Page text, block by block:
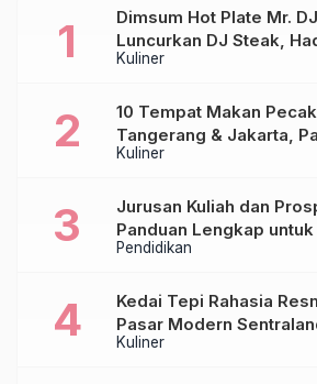
Kuliner
Dimsum Hot Plate Mr.
Luncurkan DJ Steak,
Steak Orisinal di Atas
Kuliner
10 Tempat Makan
Tangerang & Jakarta,
Pendidikan
Jurusan Kuliah dan
Panduan Lengkap untuk
Mahasiswa
Kuliner
Kedai Tepi Rahasia
Pasar Modern
Panjang, Hadirkan